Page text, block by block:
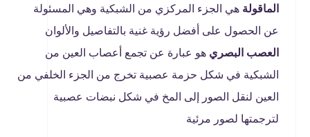
الماقولة هي الجزء المركزي من الشبكية وهي المسئولة
عن الحصول على أفضل رؤية غنية بالتفاصيل والألوان
العصب البصري هو عبارة عن تجمع أعصاب العين من
الشبكية في شكل حزمة عصبية تخرج من الجزء الخلفي من
العين لنقل الصور إلى المخ في شكل نبضات عصبية
لترجمتها لصور مرئية